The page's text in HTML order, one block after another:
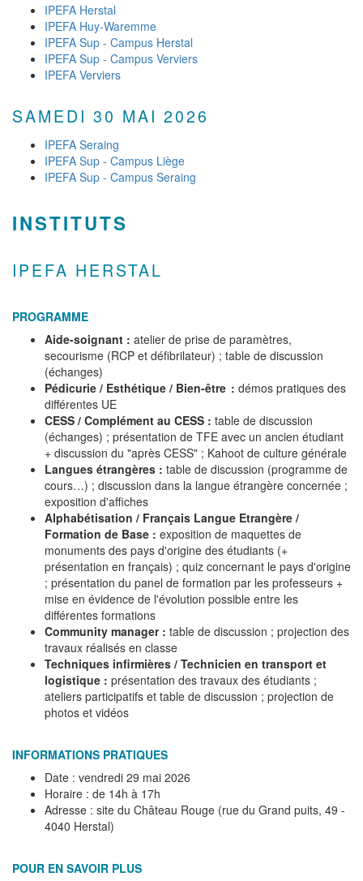
IPEFA Herstal
IPEFA Huy-Waremme
IPEFA Sup - Campus Herstal
IPEFA Sup - Campus Verviers
IPEFA Verviers
SAMEDI 30 MAI 2026
IPEFA Seraing
IPEFA Sup - Campus Liège
IPEFA Sup - Campus Seraing
INSTITUTS
IPEFA HERSTAL
PROGRAMME
Aide-soignant : atelier de prise de paramètres,
secourisme (RCP et défibrilateur) ; table de discussion
(échanges)
Pédicurie / Esthétique / Bien-être : démos pratiques des
différentes UE
CESS / Complément au CESS : table de discussion
(échanges) ; présentation de TFE avec un ancien étudiant
+ discussion du "après CESS" ; Kahoot de culture générale
Langues étrangères : table de discussion (programme de
cours…) ; discussion dans la langue étrangère concernée ;
exposition d'affiches
Alphabétisation / Français Langue Etrangère /
Formation de Base : exposition de maquettes de
monuments des pays d'origine des étudiants (+
présentation en français) ; quiz concernant le pays d'origine
; présentation du panel de formation par les professeurs +
mise en évidence de l'évolution possible entre les
différentes formations
Community manager : table de discussion ; projection des
travaux réalisés en classe
Techniques infirmières / Technicien en transport et
logistique : présentation des travaux des étudiants ;
ateliers participatifs et table de discussion ; projection de
photos et vidéos
INFORMATIONS PRATIQUES
Date : vendredi 29 mai 2026
Horaire : de 14h à 17h
Adresse : site du Château Rouge (rue du Grand puits, 49 -
4040 Herstal)
POUR EN SAVOIR PLUS